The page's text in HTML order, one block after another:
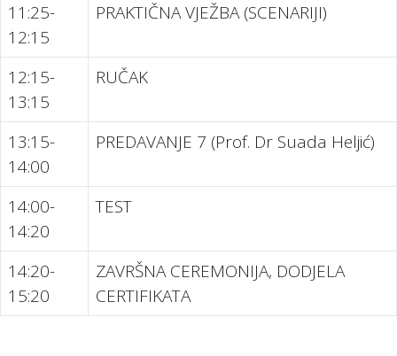
11:25-
12:15
PRAKTIČNA VJEŽBA (SCENARIJI)
12:15-
13:15
RUČAK
13:15-
14:00
PREDAVANJE 7 (Prof. Dr Suada Heljić)
14:00-
14:20
TEST
14:20-
15:20
ZAVRŠNA CEREMONIJA, DODJELA
CERTIFIKATA